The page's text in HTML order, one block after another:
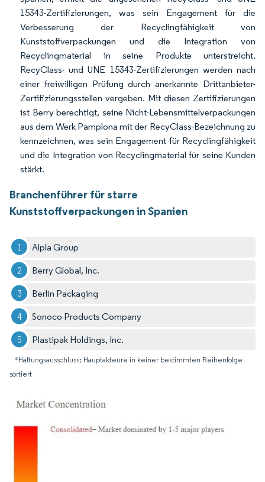
15343-Zertifizierungen, was sein Engagement für die
Verbesserung der Recyclingfähigkeit von
Kunststoffverpackungen und die Integration von
Recyclingmaterial in seine Produkte unterstreicht.
RecyClass- und UNE 15343-Zertifizierungen werden nach
einer freiwilligen Prüfung durch anerkannte Drittanbieter-
Zertifizierungsstellen vergeben. Mit diesen Zertifizierungen
ist Berry berechtigt, seine Nicht-Lebensmittelverpackungen
aus dem Werk Pamplona mit der RecyClass-Bezeichnung zu
kennzeichnen, was sein Engagement für Recyclingfähigkeit
und die Integration von Recyclingmaterial für seine Kunden
stärkt.
Branchenführer für starre
Kunststoffverpackungen in Spanien
Alpla Group
Berry Global, Inc.
Berlin Packaging
Sonoco Products Company
Plastipak Holdings, Inc.
*Haftungsausschluss: Hauptakteure in keiner bestimmten Reihenfolge
sortiert